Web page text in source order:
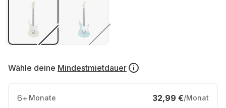
Wähle deine Mindestmietdauer
6+ Monate 32,99 €/Monat